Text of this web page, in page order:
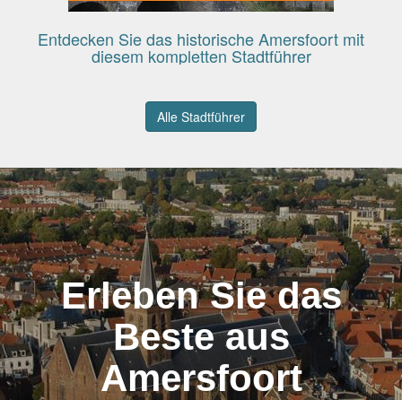
Entdecken Sie das historische Amersfoort mit
diesem kompletten Stadtführer
Alle Stadtführer
Erleben Sie das
Beste aus
Amersfoort